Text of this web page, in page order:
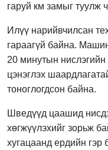
гаруй км замыг туулж
Илүү нарийвчилсан
гараагүй байна.
20 минутын
цэнэглэх
тоноглогдсон байна.
Шведүүд цаашид
хөгжүүлэхийг зорьж
хугацаанд ердийн